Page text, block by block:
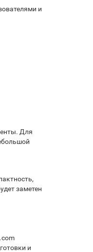
и
Для
заметен
и